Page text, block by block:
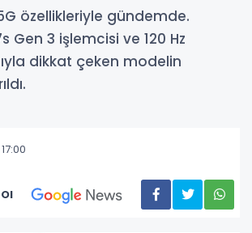
özellikleriyle gündemde.
Gen 3 işlemcisi ve 120 Hz
dikkat çeken modelin